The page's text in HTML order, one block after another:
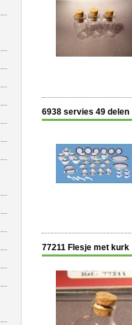
6938 servies 49 delen
77211 Flesje met kurk